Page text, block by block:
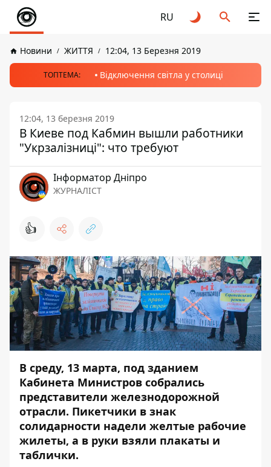
RU
Новини ЖИТТЯ 12:04, 13 Березня 2019
ТОПТЕМА: Відключення світла у столиці
12:04, 13 березня 2019
В Киеве под Кабмин вышли работники
"Укрзалізниці": что требуют
Інформатор Дніпро
ЖУРНАЛІСТ
👍
В среду, 13 марта, под зданием
Кабинета Министров собрались
представители железнодорожной
отрасли. Пикетчики в знак
солидарности надели желтые рабочие
жилеты, а в руки взяли плакаты и
таблички.